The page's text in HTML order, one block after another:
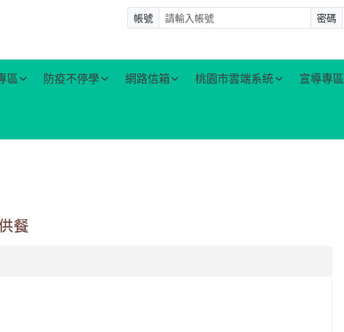
帳號 密碼
區 防疫不停學 網路信箱 桃園市雲端系統 宣導專區
餐